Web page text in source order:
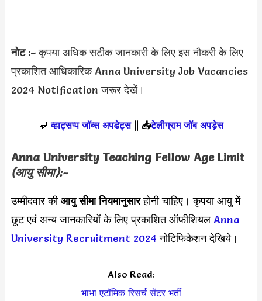
नोट :-कृपया अधिक सटीक जानकारी के लिए इस नौकरी के लिए
प्रकाशित आधिकारिक Anna University Job Vacancies
2024 Notification जरूर देखें।
💬 व्हाट्सप्प जॉब्स अपडेट्स|| 📥टेलीग्राम जॉब अपड़ेस
Anna University Teaching Fellow Age Limit
(आयु सीमा):-
उम्मीदवार कीआयु सीमा नियमानुसारहोनी चाहिए। कृपया आयु में
छूट एवं अन्य जानकारियों के लिए प्रकाशित ऑफीशियल Anna
University Recruitment 2024 नोटिफिकेशन देखिये।
Also Read:
भाभा एटॉमिक रिसर्च सेंटर भर्ती